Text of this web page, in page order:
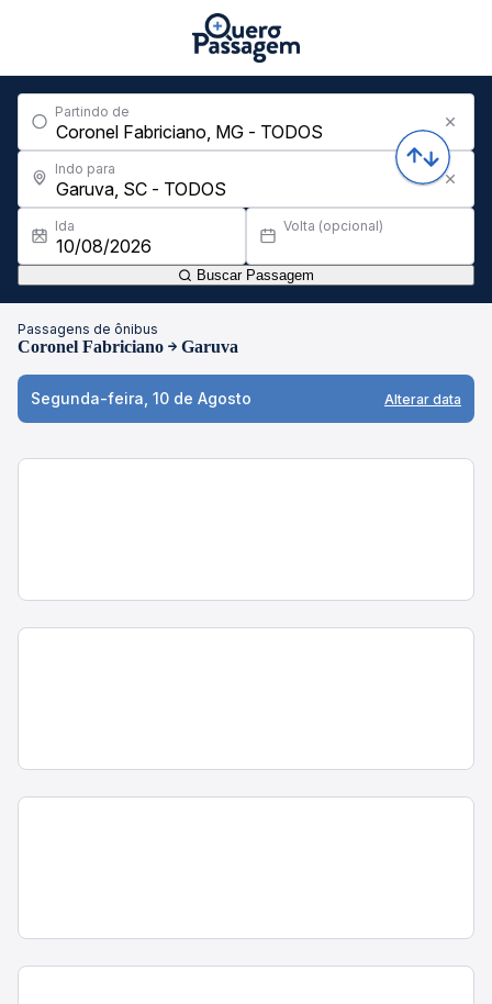
Partindo de
Indo para
Ida Volta (opcional)
Buscar Passagem
Passagens de ônibus
Coronel Fabriciano Garuva
Segunda-feira, 10 de Agosto Alterar data